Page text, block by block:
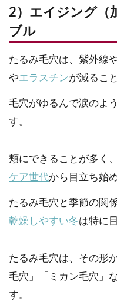
2）エイジング（
ブル
たるみ毛穴は、紫外線
やエラスチンが減るこ
毛穴がゆるんで涙のよ
す。
頬にできることが多く
ケア世代から目立ち始
たるみ毛穴と季節の関
乾燥しやすい冬は特に
たるみ毛穴は、その形
毛穴」「ミカン毛穴」
す。